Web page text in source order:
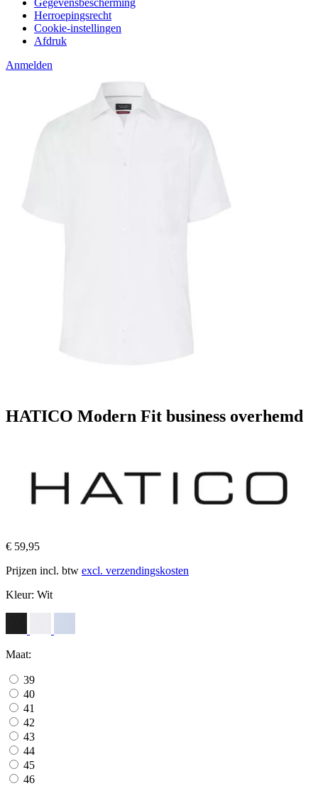
Gegevensbescherming
Herroepingsrecht
Cookie-instellingen
Afdruk
Anmelden
HATICO Modern Fit business overhemd
€ 59,95
Prijzen incl. btw excl. verzendingskosten
Kleur: Wit
Maat:
39
40
41
42
43
44
45
46